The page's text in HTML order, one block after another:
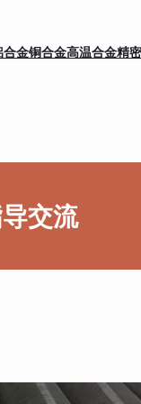
合金铜合金高温合金精
交流